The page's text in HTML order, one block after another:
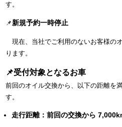
す。
📌 新規予約一時停止
現在、当社でご利用のないお客様の
ります。
📌受付対象となるお車
前回のオイル交換から、以下の距離を
す。
走行距離：前回の交換から